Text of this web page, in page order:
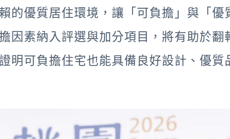
的優質居住環境，讓「可負擔」與「優
因素納入評選與加分項目，將有助於翻
明可負擔住宅也能具備良好設計、優質